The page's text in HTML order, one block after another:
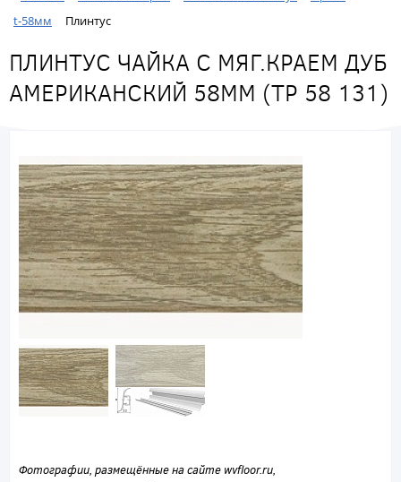
t-58мм
Плинтус
ПЛИНТУС ЧАЙКА С МЯГ.КРАЕМ ДУБ
АМЕРИКАНСКИЙ 58ММ (ТР 58 131)
Фотографии, размещённые на сайте wvfloor.ru,